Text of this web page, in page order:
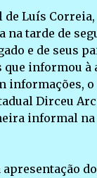
Luís
na tarde de
e de seus
que informou
informações,
Dirceu
informal